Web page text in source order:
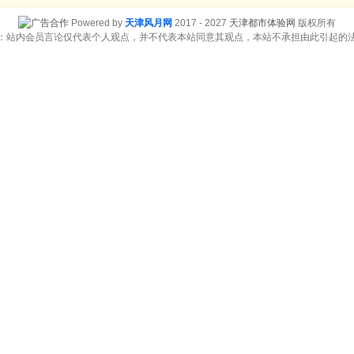
Powered by 天津风月网 2017 - 2027 天津都市体验网 版权所有
站内会员言论仅代表个人观点，并不代表本站同意其观点，本站不承担由此引起的